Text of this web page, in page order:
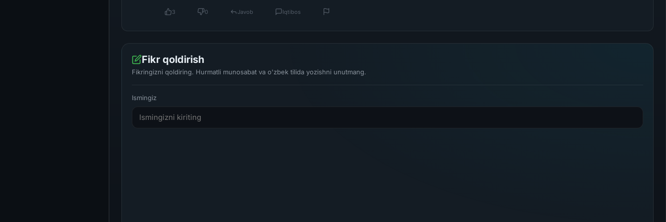
3 0 Javob Iqtibos
Fikr qoldirish
Fikringizni qoldiring. Hurmatli munosabat va o'zbek tilida yozishni unutmang.
Ismingiz